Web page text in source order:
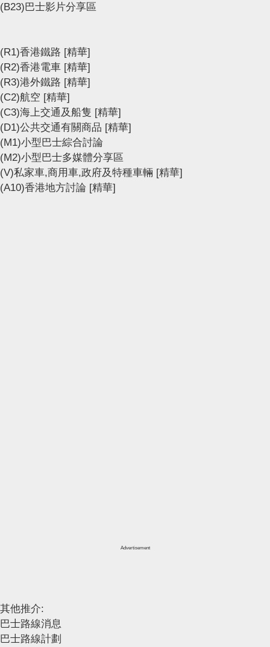
(B23)巴士影片分享區
(R1)香港鐵路 [精華]
(R2)香港電車 [精華]
(R3)港外鐵路 [精華]
(C2)航空 [精華]
(C3)海上交通及船隻 [精華]
(D1)公共交通有關商品 [精華]
(M1)小型巴士綜合討論
(M2)小型巴士多媒體分享區
(V)私家車,商用車,政府及特種車輛 [精華]
(A10)香港地方討論 [精華]
Advertisement
其他推介:
巴士路線消息
巴士路線計劃